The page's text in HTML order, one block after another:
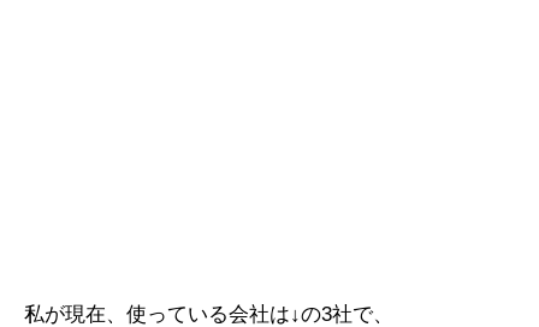
私が現在、使っている会社は↓の3社で、